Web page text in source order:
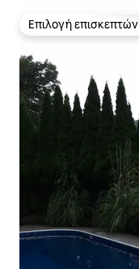
Επιλογή επισκεπτών
Επιλογή επισκεπτών